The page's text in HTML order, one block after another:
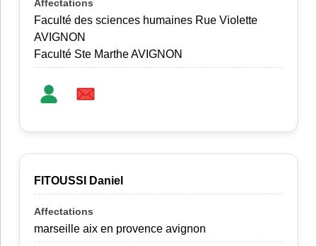
Faculté des sciences humaines Rue Violette
AVIGNON
Faculté Ste Marthe AVIGNON
FITOUSSI Daniel
marseille aix en provence avignon